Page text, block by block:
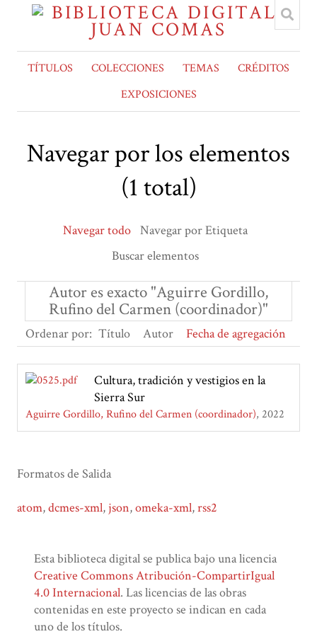
TÍTULOS COLECCIONES TEMAS
CRÉDITOS
EXPOSICIONES
Navegar por los elementos
(1 total)
Navegar todo Navegar por Etiqueta
Buscar elementos
Autor es exacto "Aguirre Gordillo,
Rufino del Carmen (coordinador)"
Ordenar por: Título Autor Fecha de agregación
Cultura, tradición y vestigios en la
Sierra Sur
Aguirre Gordillo, Rufino del Carmen (coordinador) 2022
Formatos de Salida
atom,dcmes-xml, json,omeka-xml,rss2
Esta biblioteca digital se publica bajo una licencia
Creative Commons Atribución-CompartirIgual
4.0 Internacional. Las licencias de las obras
contenidas en este proyecto se indican en cada
uno de los títulos.